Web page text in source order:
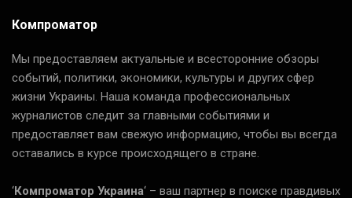
Компроматор
Мы предоставляем актуальные и всесторонние обзоры
событий, политики, экономики, культуры и других сфер
жизни Украины. Наша команда профессиональных
журналистов следит за главными событиями и
предоставляет вам свежую информацию, чтобы вы всегда
оставались в курсе происходящего в стране.
‘Компроматор Украина‘ – ваш партнер в поиске правдивых